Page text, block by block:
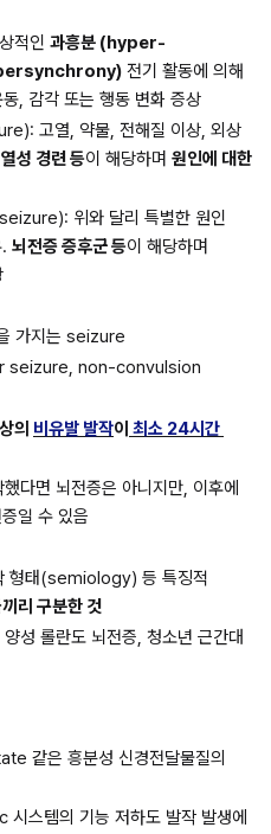
적인 과흥분 (hyper-
전기 활동에 의해
, 감각 또는 행동 변화 증상
고열, 약물, 전해질 이상, 외상
열성 경련 등이 해당하며 원인에 대한
위와 달리 특별한 원인
뇌전증 증후군 등
가지는 seizure
seizure, non-convulsion
의 비유발 발작이 최소 24시간
다면 뇌전증은 아니지만, 이후에
일 수 있음
형태(semiology) 등 특징적
리 구분한 것
성 롤란도 뇌전증, 청소년 근간대
같은 흥분성 신경전달물질의
스템의 기능 저하도 발작 발생에